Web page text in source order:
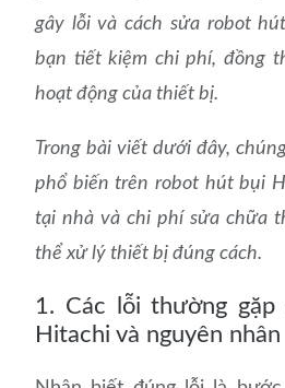
gây lỗi và cách sửa robot
bạn tiết kiệm chi phí, đồng
hoạt động của thiết bị.
Trong bài viết dưới đây,
phổ biến trên robot hút bụi
tại nhà và chi phí sửa chữa
thể xử lý thiết bị đúng cách.
1. Các lỗi thường
Hitachi và nguyên nhân